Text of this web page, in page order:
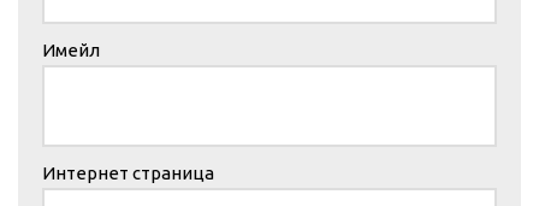
Имейл
Интернет страница